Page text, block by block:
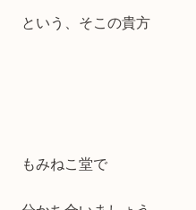
という、そこの貴方
もみねこ堂で